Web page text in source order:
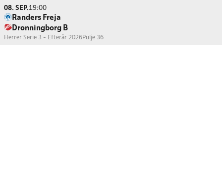
08. SEP.19:00
Randers Freja
Dronningborg B
Herrer Serie 3 - Efterår 2026Pulje 36